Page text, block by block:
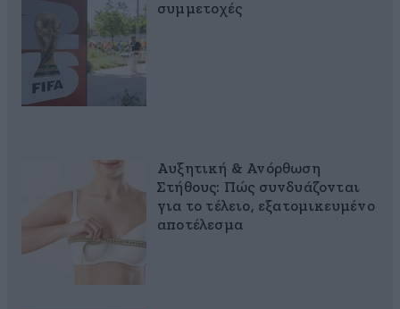
συμμετοχές
Αυξητική & Ανόρθωση
Στήθους: Πώς συνδυάζονται
για το τέλειο, εξατομικευμένο
αποτέλεσμα